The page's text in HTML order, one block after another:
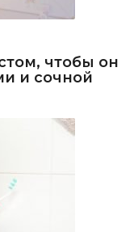
чтобы он
и сочной